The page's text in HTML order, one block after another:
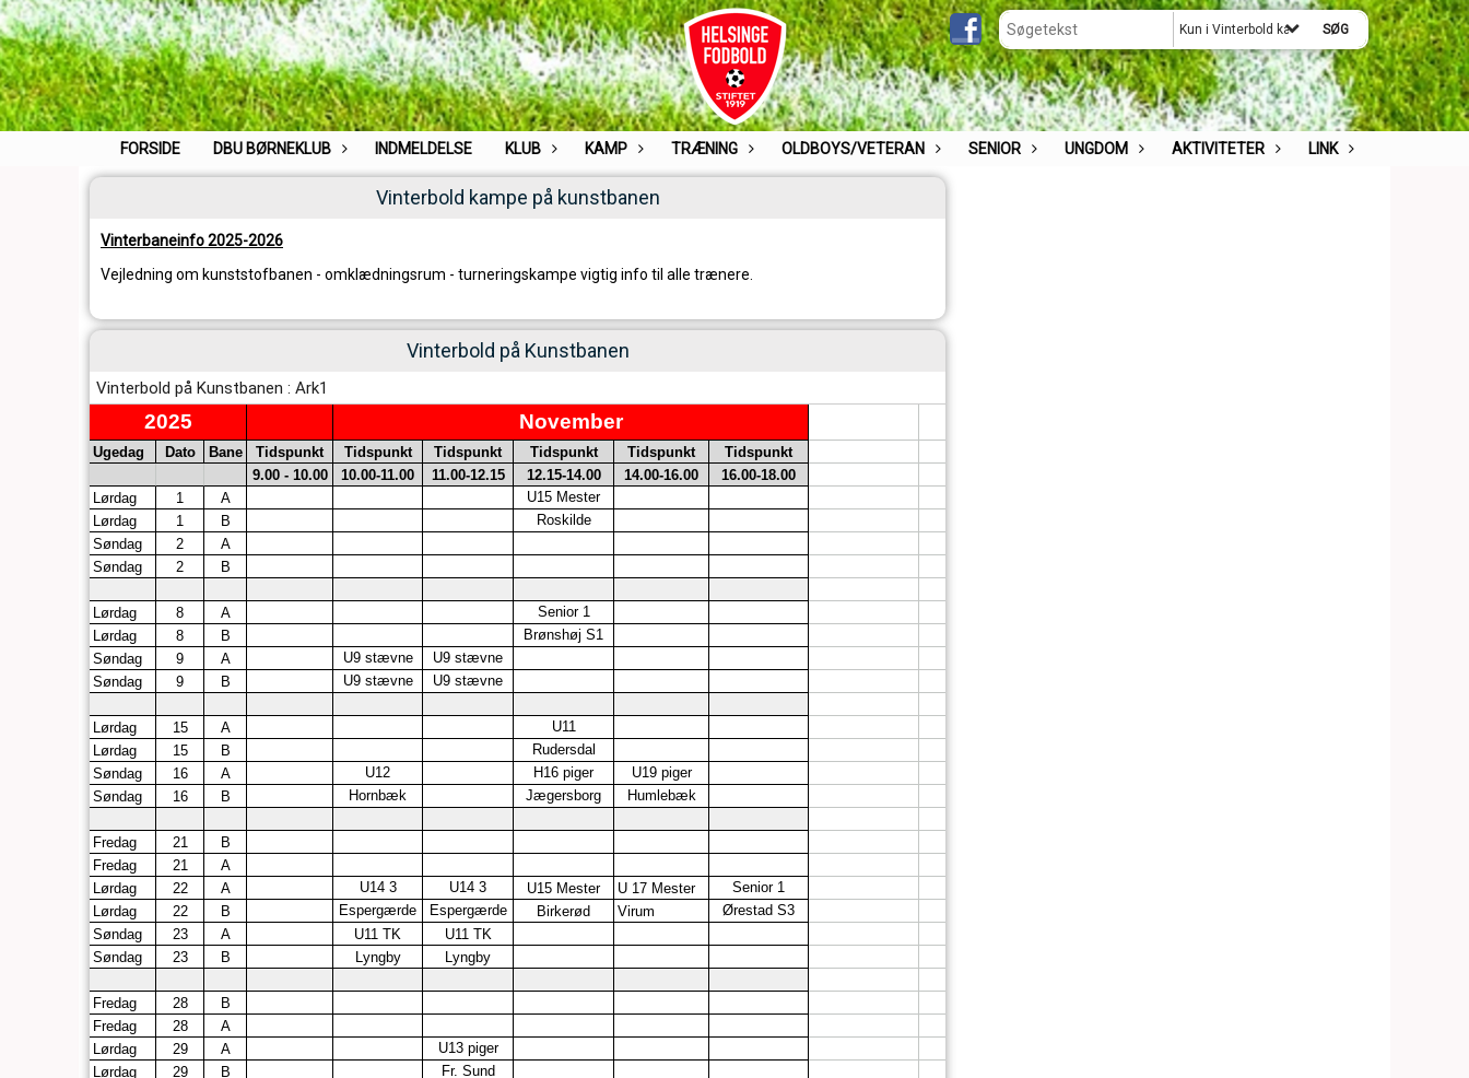
Kun i Vinterbold kampe på kunstbanen
FORSIDE DBU BØRNEKLUB INDMELDELSE KLUB KAMP TRÆNING OLDBOYS/VETERAN SENIOR UNGDOM AKTIVITETER LINK
Vinterbold kampe på kunstbanen
Vinterbaneinfo 2025-2026
Vejledning om kunststofbanen - omklædningsrum - turneringskampe vigtig info til alle trænere.
Vinterbold på Kunstbanen